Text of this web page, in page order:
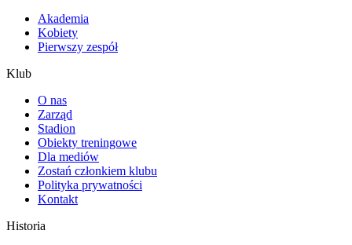
Akademia
Kobiety
Pierwszy zespół
Klub
O nas
Zarząd
Stadion
Obiekty treningowe
Dla mediów
Zostań członkiem klubu
Polityka prywatności
Kontakt
Historia